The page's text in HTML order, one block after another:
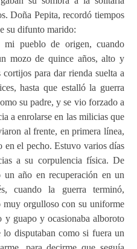
Doña Pepita, recordó tiempos
su difunto marido:
mi pueblo de origen, cuando
mozo de quince años, alto y
para dar rienda suelta a
hasta que estalló la guerra
su padre, y se vio forzado a
a enrolarse en las milicias que
al frente, en primera línea,
en el pecho. Estuvo varios días
a su corpulencia física. De
un año en recuperación en un
cuando la guerra terminó,
orgulloso con su uniforme
y guapo y ocasionaba alboroto
disputaban como si fuera un